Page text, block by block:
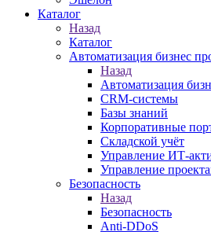
Каталог
Назад
Каталог
Автоматизация бизнес
Назад
Автоматизация
CRM-системы
Базы знаний
Корпоративные
Складской учёт
Управление ИТ-
Управление
Безопасность
Назад
Безопасность
Anti-DDoS